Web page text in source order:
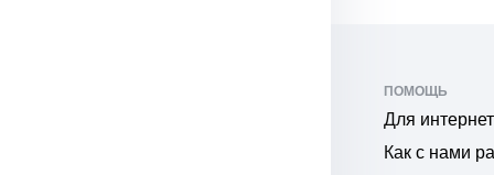
ПОМОЩЬ
Для
Как с нами